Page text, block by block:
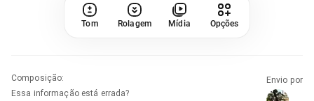
Tom Rolagem Mídia Opções
Composição:
Essa informação está errada?
Envio por